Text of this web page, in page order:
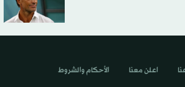
اعلن معنا الأحكام والشروط